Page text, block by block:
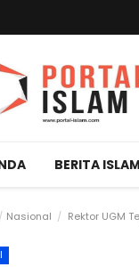
BERITA ISLAM
Nasional Rektor UGM